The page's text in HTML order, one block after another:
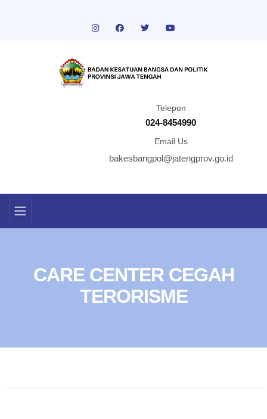
Telepon
024-8454990
Email Us
bakesbangpol@jatengprov.go.id
CARE CENTER CEGAH
TERORISME